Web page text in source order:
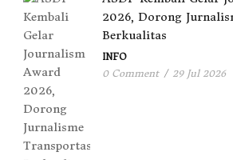
2026, Dorong
Berkualitas
INFO
0 Comment / 29 Jul 2026